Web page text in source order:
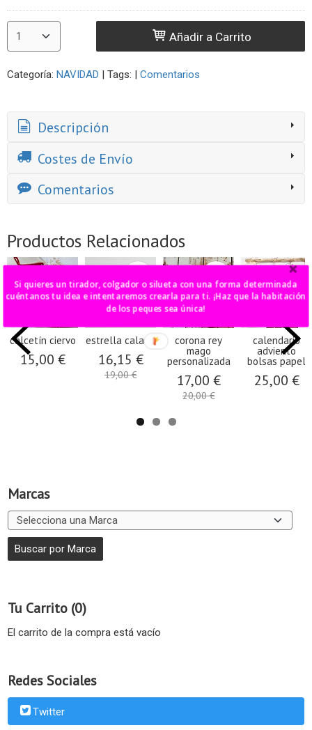
Marcas
Tu Carrito (0)
El carrito de la compra está vacío
Redes Sociales
Twitter
Añadir a Carrito
Categoría: NAVIDAD | Tags: | Comentarios
Descripción
Costes de Envío
Comentarios
Productos Relacionados
calcetín ciervo
15,00 €
estrella calada
16,15 €
19,00 €
corona rey
mago
personalizada
17,00 €
20,00 €
calendario
adviento
bolsas papel
25,00 €
Si quieres un tirador, colgador o silueta con una forma determinada
cuéntanos tu idea e intentaremos crearla para ti. ¡Haz que la habitación
de los peques sea única!